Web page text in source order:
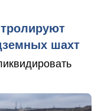
шахт